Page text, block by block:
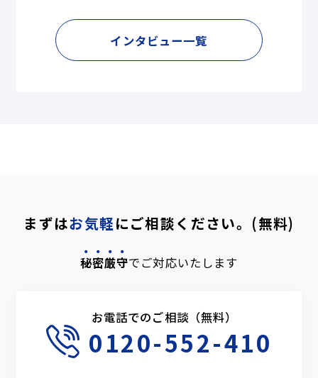
インタビュー一覧
まずはお気軽にご相談ください。(無料)
秘密厳守でご対応いたします
お電話でのご相談（無料）
0120-552-410